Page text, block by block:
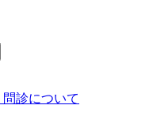
診について